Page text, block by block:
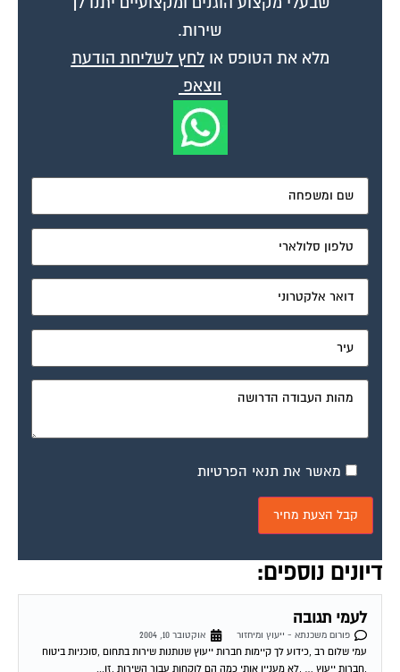
שירות.
מלא את הטופס אולחץ לשליחת הודעת
ווצאפ
דיונים נוספים:
לעמי תגובה
פורום משכנתא - ייעוץ ומיחזור
עמי שלום רב ,כידוע לך קיימות חברות ייעוץ שנותנות שירות בתחום ,סוכניות ביטוח
,חברות ייעוץ … ,לא מעניין אותי כמה הם לוקחות עבור השירות ,זו...